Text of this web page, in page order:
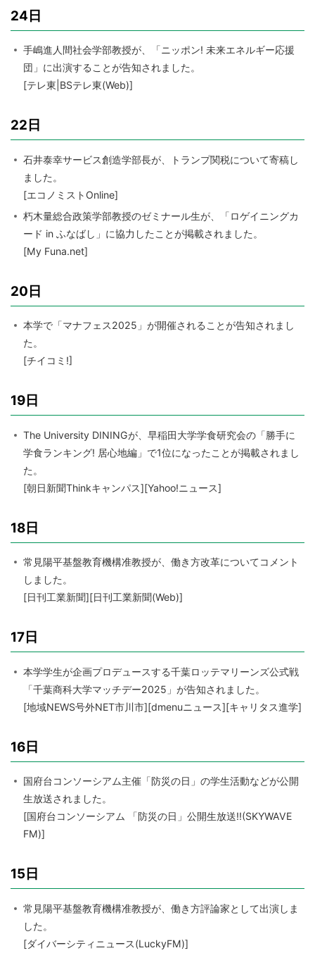
24日
手嶋進人間社会学部教授が、「ニッポン! 未来エネルギー応援
団」に出演することが告知されました。
[テレ東|BSテレ東(Web)]
22日
石井泰幸サービス創造学部長が、トランプ関税について寄稿し
ました。
[エコノミストOnline]
朽木量総合政策学部教授のゼミナール生が、「ロゲイニングカ
ード in ふなばし」に協力したことが掲載されました。
[My Funa.net]
20日
本学で「マナフェス2025」が開催されることが告知されまし
た。
[チイコミ!]
19日
The University DININGが、早稲田大学学食研究会の「勝手に
学食ランキング! 居心地編」で1位になったことが掲載されまし
た。
[朝日新聞Thinkキャンパス][Yahoo!ニュース]
18日
常見陽平基盤教育機構准教授が、働き方改革についてコメント
しました。
[日刊工業新聞][日刊工業新聞(Web)]
17日
本学学生が企画プロデュースする千葉ロッテマリーンズ公式戦
「千葉商科大学マッチデー2025」が告知されました。
[地域NEWS号外NET市川市][dmenuニュース][キャリタス進学]
16日
国府台コンソーシアム主催「防災の日」の学生活動などが公開
生放送されました。
[国府台コンソーシアム 「防災の日」公開生放送!!(SKYWAVE
FM)]
15日
常見陽平基盤教育機構准教授が、働き方評論家として出演しま
した。
[ダイバーシティニュース(LuckyFM)]